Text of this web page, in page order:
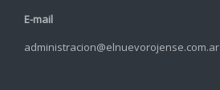
E-mail
administracion@elnuevorojense.com.ar